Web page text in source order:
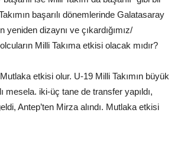
başarılı dönemlerinde Galatasaray
yeniden dizaynı ve çıkardığımız/
Milli Takıma etkisi olacak mıdır?
Mutlaka etkisi olur. U-19 Milli Takımın büyük
mesela. iki-üç tane de transfer yapıldı,
Antep’ten Mirza alındı. Mutlaka etkisi